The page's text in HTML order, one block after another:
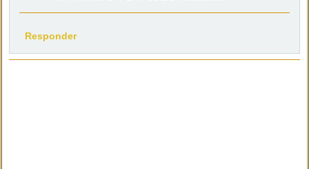
Responder